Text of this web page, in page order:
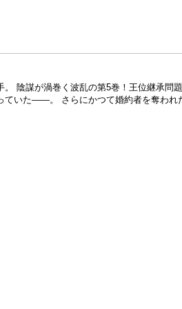
陰謀が渦巻く波乱の第5巻！王位継承問
ていた――。 さらにかつて婚約者を奪われ